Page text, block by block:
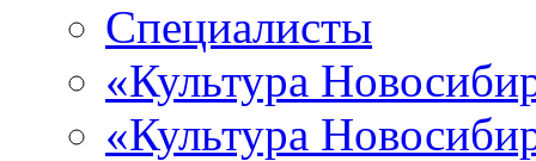
Специалисты
«Культура
«Культура